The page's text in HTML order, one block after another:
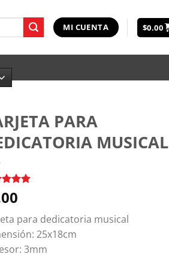
MI CUENTA $0.00
PARA
MUSICAL
sobre
para dedicatoria musical
25x18cm
3mm